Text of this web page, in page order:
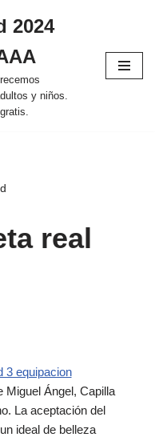
2024
y niños.
real
Miguel Ángel, Capilla
La aceptación del
ideal de belleza